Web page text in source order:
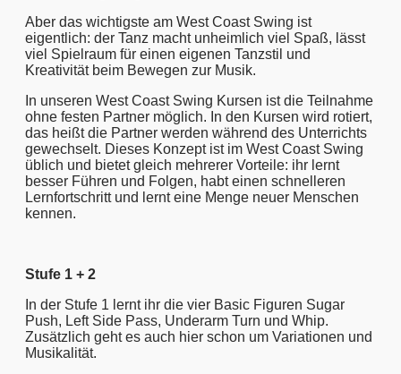
Aber das wichtigste am West Coast Swing ist
eigentlich: der Tanz macht unheimlich viel Spaß, lässt
viel Spielraum für einen eigenen Tanzstil und
Kreativität beim Bewegen zur Musik.
In unseren West Coast Swing Kursen ist die Teilnahme
ohne festen Partner möglich. In den Kursen wird rotiert,
das heißt die Partner werden während des Unterrichts
gewechselt. Dieses Konzept ist im West Coast Swing
üblich und bietet gleich mehrerer Vorteile: ihr lernt
besser Führen und Folgen, habt einen schnelleren
Lernfortschritt und lernt eine Menge neuer Menschen
kennen.
Stufe 1 + 2
In der Stufe 1 lernt ihr die vier Basic Figuren Sugar
Push, Left Side Pass, Underarm Turn und Whip.
Zusätzlich geht es auch hier schon um Variationen und
Musikalität.